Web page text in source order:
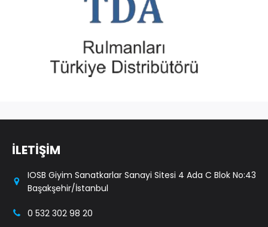
İLETİŞİM
IOSB Giyim Sanatkarlar Sanayi Sitesi 4 Ada C Blok No:43
Başakşehir/İstanbul
0 532 302 98 20